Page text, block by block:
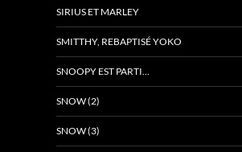
SIRIUS ET MARLEY
SMITTHY, REBAPTISÉ YOKO
SNOOPY EST PARTI…
SNOW (2)
SNOW (3)